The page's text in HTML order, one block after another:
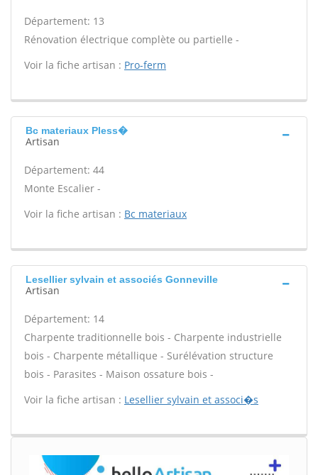
Département: 13
Rénovation électrique complète ou partielle -
Voir la fiche artisan : Pro-ferm
Bc materiaux Pless�
Artisan
Département: 44
Monte Escalier -
Voir la fiche artisan : Bc materiaux
Lesellier sylvain et associés Gonneville
Artisan
Département: 14
Charpente traditionnelle bois - Charpente industrielle
bois - Charpente métallique - Surélévation structure
bois - Parasites - Maison ossature bois -
Voir la fiche artisan : Lesellier sylvain et associ�s